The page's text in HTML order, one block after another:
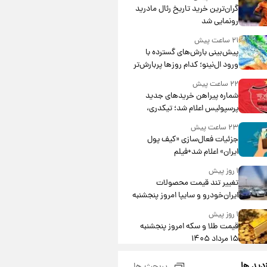
گران‌ترین خرید تاریخ رئال مادرید
رونمایی شد
۲۱ ساعت پیش
پیش‌بینی بارش‌های گسترده با
ورود ال‌نینو؛ کدام روزها پربارش‌تر
۲۲ ساعت پیش
شماره پیراهن خریدهای جدید
پرسپولیس اعلام شد؛ تیکدری،
۲۳ ساعت پیش
جزئیات فعال‌سازی «کیف پول
ایران» اعلام شد+فیلم
۱ روز پیش
تغییر تند قیمت محصولات
ایران‌خودرو و سایپا امروز پنجشنبه
۱۵ مرداد ۱۴۰۵ +جدول
۱ روز پیش
قیمت طلا و سکه امروز پنجشنبه
۱۵ مرداد ۱۴۰۵